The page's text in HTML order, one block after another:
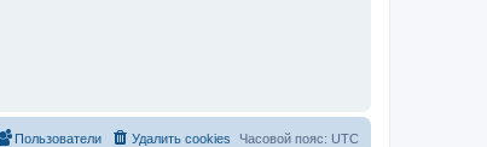
Часовой пояс: UTC
Удалить cookies
Пользователи